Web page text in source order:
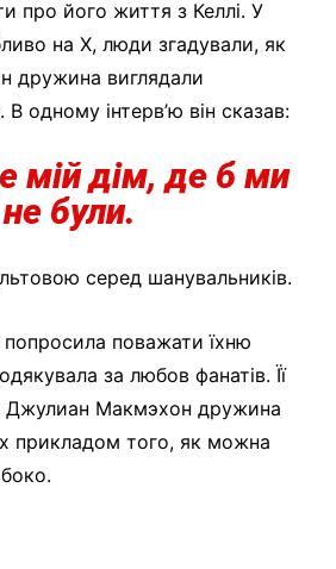
про його життя з Келлі. У
на X, люди згадували, як
дружина виглядали
одному інтерв’ю він сказав:
мій дім, де б ми
не були.
серед шанувальників.
попросила поважати їхню
за любов фанатів. Її
Джулиан Макмэхон дружина
прикладом того, як можна